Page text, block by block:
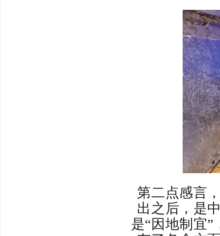
第二点感言
出之后，是
是“因地制宜